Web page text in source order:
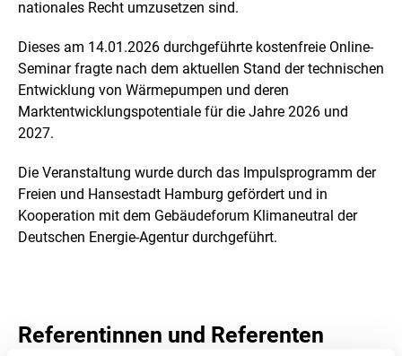
nationales Recht umzusetzen sind.
Dieses am 14.01.2026 durchgeführte kostenfreie Online-
Seminar fragte nach dem aktuellen Stand der technischen
Entwicklung von Wärmepumpen und deren
Marktentwicklungspotentiale für die Jahre 2026 und
2027.
Die Veranstaltung wurde durch das Impulsprogramm der
Freien und Hansestadt Hamburg gefördert und in
Kooperation mit dem Gebäudeforum Klimaneutral der
Deutschen Energie-Agentur durchgeführt.
Referentinnen und Referenten